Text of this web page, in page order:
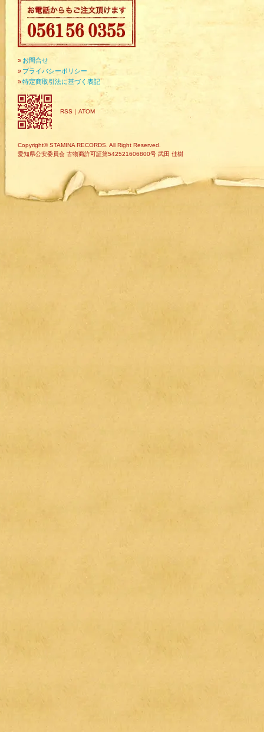
» お問合せ
» プライバシーポリシー
»特定商取引法に基づく表記
RSS ｜ ATOM
Copyright© STAMINA RECORDS. All Right Reserved.
愛知県公安委員会 古物商許可証第542521606800号 武田 佳樹